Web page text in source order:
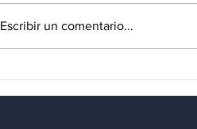
Escribir un comentario...